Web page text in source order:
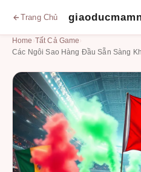
Trang Chủ
Home Tất Cả Game
Các Ngôi Sao Hàng Đầu Sẵn Sàng